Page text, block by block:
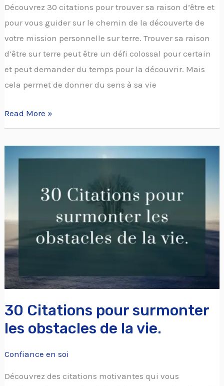
Découvrez 30 citations pour trouver sa raison d’être et
pour vous guider sur le chemin de la découverte de
votre mission personnelle sur terre. Trouver sa raison
d’être sur terre peut être un défi colossal pour certain
et peut demander du temps pour la découvrir. Mais
cela permet de donner du sens à sa vie
Read More »
30 Citations pour surmonter
les obstacles de la vie.
Confiance en soi
Découvrez des citations motivantes qui vous
surmonter
de
la
vie.